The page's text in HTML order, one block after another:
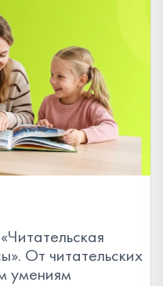
От читательских
умениям